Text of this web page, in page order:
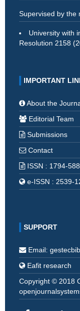
Supervised by the
University with
Resolution 2158
IMPORTANT
About the
Editorial Team
Submissions
Contact
ISSN : 1794-
e-ISSN : 2539-
SUPPORT
Email:
Eafit research
Copyright © 2018